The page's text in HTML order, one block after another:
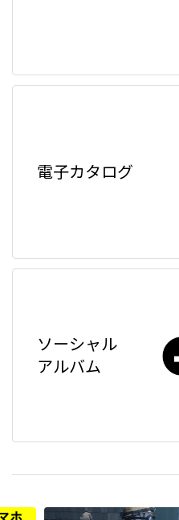
電子カタログ
ソーシャル
アルバム